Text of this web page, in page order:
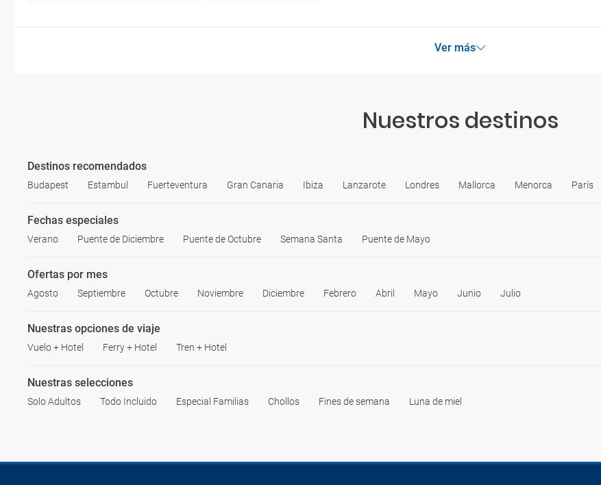
Ver más
Nuestros destinos
Destinos recomendados
Budapest Estambul Fuerteventura Gran Canaria Ibiza Lanzarote Londres Mallorca Menorca París
Fechas especiales
Verano Puente de Diciembre Puente de Octubre Semana Santa Puente de Mayo
Ofertas por mes
Agosto Septiembre Octubre Noviembre Diciembre Febrero Abril Mayo Junio Julio
Nuestras opciones de viaje
Vuelo + Hotel Ferry + Hotel Tren + Hotel
Nuestras selecciones
Solo Adultos Todo Incluido Especial Familias Chollos Fines de semana Luna de miel